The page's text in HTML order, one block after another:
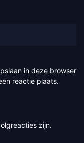
in deze browser
reactie plaats.
zijn.